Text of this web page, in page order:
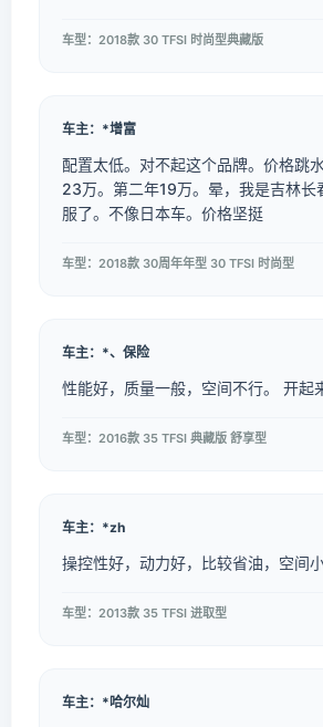
车型：2018款 30 TFSI 时尚型典藏版
车主：*增富
配置太低。对不起这个品牌。价格跳
23万。第二年19万。晕，我是吉林长
服了。不像日本车。价格坚挺
车型：2018款 30周年年型 30 TFSI 时尚型
车主：*、保险
性能好，质量一般，空间不行。 开起
车型：2016款 35 TFSI 典藏版 舒享型
车主：*zh
操控性好，动力好，比较省油，空间
车型：2013款 35 TFSI 进取型
车主：*哈尔灿